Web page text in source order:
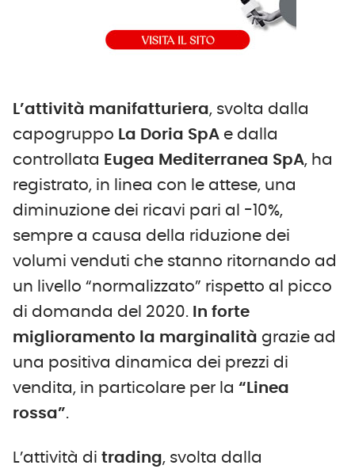
L’attività manifatturiera, svolta dalla
capogruppo La Doria SpA e dalla
controllata Eugea Mediterranea SpA, ha
registrato, in linea con le attese, una
diminuzione dei ricavi pari al -10%,
sempre a causa della riduzione dei
volumi venduti che stanno ritornando ad
un livello “normalizzato” rispetto al picco
di domanda del 2020. In forte
miglioramento la marginalità grazie ad
una positiva dinamica dei prezzi di
vendita, in particolare per la “Linea
rossa”.
L’attività di trading, svolta dalla